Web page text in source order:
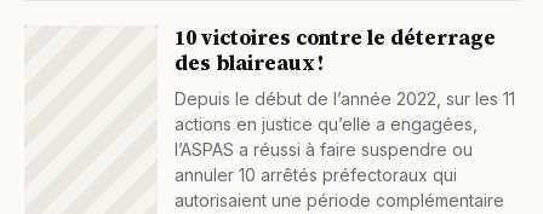
10 victoires contre le déterrage
des blaireaux !
Depuis le début de l’année 2022, sur les 11
actions en justice qu’elle a engagées,
l’ASPAS a réussi à faire suspendre ou
annuler 10 arrêtés préfectoraux qui
autorisaient une période complémentaire